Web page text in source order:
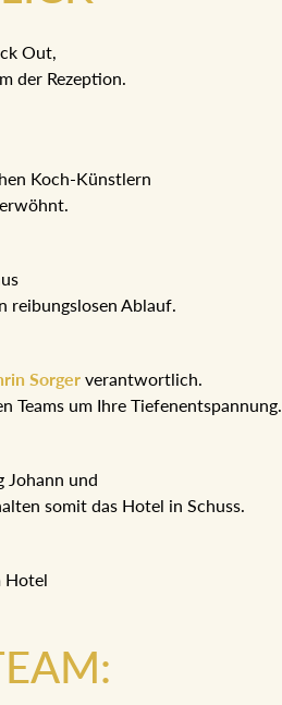
Out,
der Rezeption.
Koch-Künstlern
reibungslosen Ablauf.
Sorger verantwortlich.
Teams um Ihre Tiefenentspannung.
Johann und
somit das Hotel in Schuss.
Hotel